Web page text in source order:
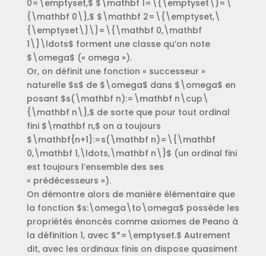
0=\emptyset,$ $\mathbf 1=\{\emptyset\}=\
{\mathbf 0\},$ $\mathbf 2=\{\emptyset,\
{\emptyset\}\}=\{\mathbf 0,\mathbf
1\}\ldots$ forment une classe qu’on note
$\omega$ (« omega »).
Or, on définit une fonction « successeur »
naturelle $s$ de $\omega$ dans $\omega$ en
posant $s(\mathbf n):=\mathbf n\cup\
{\mathbf n\},$ de sorte que pour tout ordinal
fini $\mathbf n,$ on a toujours
$\mathbf{n+1}:=s(\mathbf n)=\{\mathbf
0,\mathbf 1,\ldots,\mathbf n\}$ (un ordinal fini
est toujours l’ensemble des ses
« prédécesseurs »).
On démontre alors de manière élémentaire que
la fonction $s:\omega\to\omega$ possède les
propriétés énoncés comme axiomes de Peano à
la définition 1, avec $*=\emptyset.$ Autrement
dit, avec les ordinaux finis on dispose quasiment